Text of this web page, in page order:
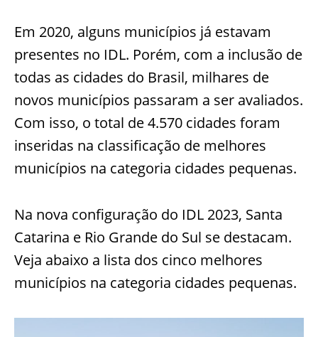
Em 2020, alguns municípios já estavam
presentes no IDL. Porém, com a inclusão de
todas as cidades do Brasil, milhares de
novos municípios passaram a ser avaliados.
Com isso, o total de 4.570 cidades foram
inseridas na classificação de melhores
municípios na categoria cidades pequenas.
Na nova configuração do IDL 2023, Santa
Catarina e Rio Grande do Sul se destacam.
Veja abaixo a lista dos cinco melhores
municípios na categoria cidades pequenas.